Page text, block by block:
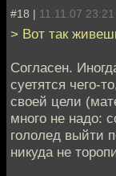
#18 | 11.11.07 23:21
> Вот так
Согласен.
суетятся чего-
своей цели
много не надо:
гололед выйти
никуда не